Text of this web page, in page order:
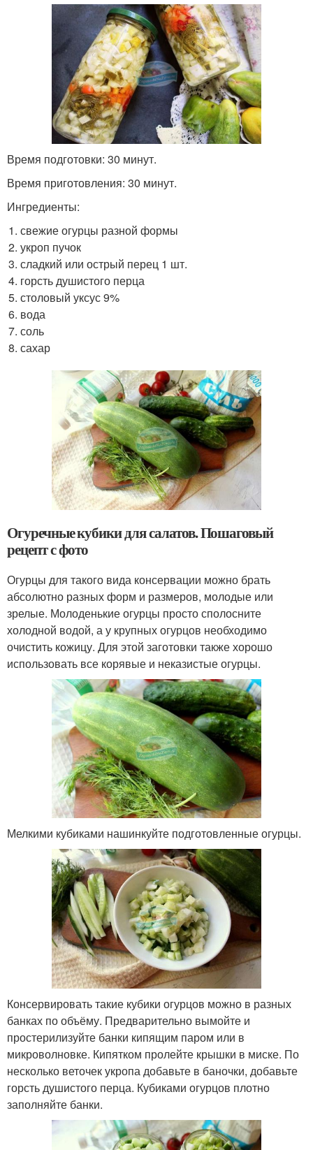
Время подготовки: 30 минут.
Время приготовления: 30 минут.
Ингредиенты:
свежие огурцы разной формы
укроп пучок
сладкий или острый перец 1 шт.
горсть душистого перца
столовый уксус 9%
вода
соль
сахар
Огуречные кубики для салатов. Пошаговый
рецепт с фото
Огурцы для такого вида консервации можно брать
абсолютно разных форм и размеров, молодые или
зрелые. Молоденькие огурцы просто сполосните
холодной водой, а у крупных огурцов необходимо
очистить кожицу. Для этой заготовки также хорошо
использовать все корявые и неказистые огурцы.
Мелкими кубиками нашинкуйте подготовленные огурцы.
Консервировать такие кубики огурцов можно в разных
банках по объёму. Предварительно вымойте и
простерилизуйте банки кипящим паром или в
микроволновке. Кипятком пролейте крышки в миске. По
несколько веточек укропа добавьте в баночки, добавьте
горсть душистого перца. Кубиками огурцов плотно
заполняйте банки.